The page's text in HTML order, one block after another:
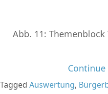
Abb. 11:
Tagged Auswertung,